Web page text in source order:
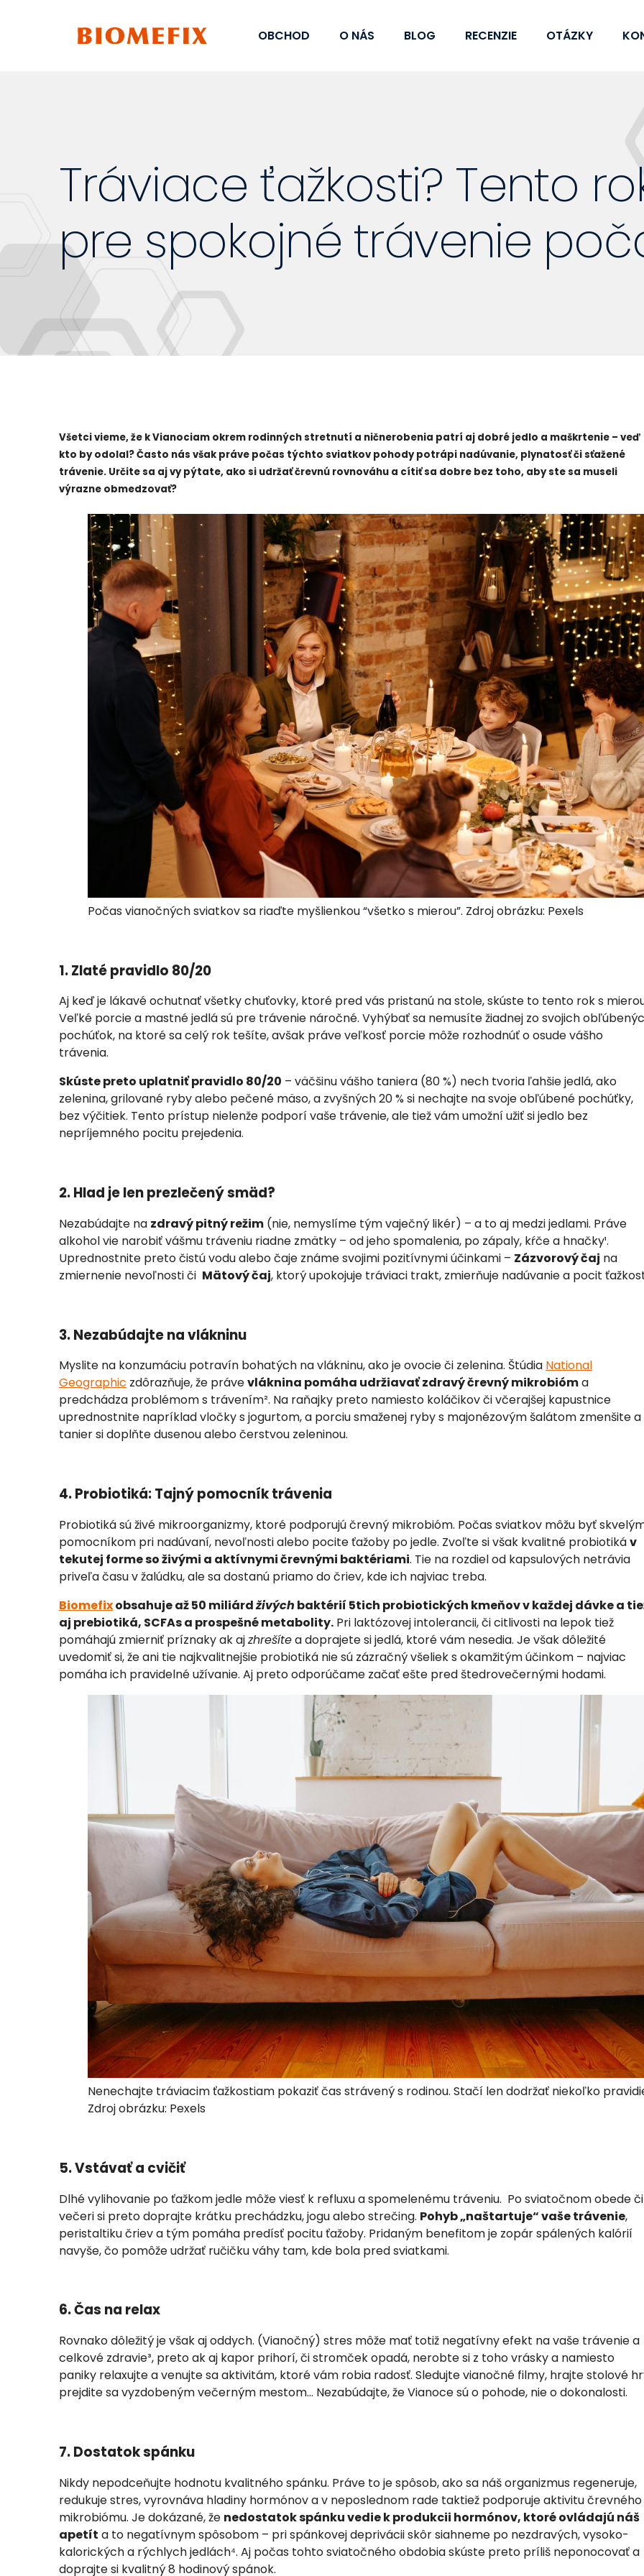
OBCHOD O NÁS BLOG RECENZIE OTÁZKY
Tráviace ťažkosti? Tento
pre spokojné trávenie
Všetci vieme, že k Vianociam okrem rodinných stretnutí a ničnerobenia patrí aj dobré jedlo a maškrtenie – veď
kto by odolal? Často nás však práve počas týchto sviatkov pohody potrápi nadúvanie, plynatosť či sťažené
trávenie. Určite sa aj vy pýtate, ako si udržať črevnú rovnováhu a cítiť sa dobre bez toho, aby ste sa museli
výrazne obmedzovať?
Počas vianočných sviatkov sa riaďte myšlienkou “všetko s mierou”. Zdroj obrázku: Pexels
1. Zlaté pravidlo 80/20
Aj keď je lákavé ochutnať všetky chuťovky, ktoré pred vás pristanú na stole, skúste to tento rok s
Veľké porcie a mastné jedlá sú pre trávenie náročné. Vyhýbať sa nemusíte žiadnej zo svojich
pochúťok, na ktoré sa celý rok tešíte, avšak práve veľkosť porcie môže rozhodnúť o osude vášho
trávenia.
Skúste preto uplatniť pravidlo 80/20 – väčšinu vášho taniera (80 %) nech tvoria ľahšie jedlá, ako
zelenina, grilované ryby alebo pečené mäso, a zvyšných 20 % si nechajte na svoje obľúbené pochúťky,
bez výčitiek. Tento prístup nielenže podporí vaše trávenie, ale tiež vám umožní užiť si jedlo bez
nepríjemného pocitu prejedenia.
2. Hlad je len prezlečený smäd?
Nezabúdajte na zdravý pitný režim (nie, nemyslíme tým vaječný likér) – a to aj medzi jedlami. Práve
alkohol vie narobiť vášmu tráveniu riadne zmätky – od jeho spomalenia, po zápaly, kŕče a hnačky¹.
Uprednostnite preto čistú vodu alebo čaje známe svojimi pozitívnymi účinkami – Zázvorový čaj na
zmiernenie nevoľnosti či Mätový čaj, ktorý upokojuje tráviaci trakt, zmierňuje nadúvanie a pocit
3. Nezabúdajte na vlákninu
Myslite na konzumáciu potravín bohatých na vlákninu, ako je ovocie či zelenina. Štúdia National
Geographic zdôrazňuje, že právevláknina pomáha udržiavať zdravý črevný mikrobióma
predchádza problémom s trávením². Na raňajky preto namiesto koláčikov či včerajšej kapustnice
uprednostnite napríklad vločky s jogurtom, a porciu smaženej ryby s majonézovým šalátom zmenšite a
tanier si doplňte dusenou alebo čerstvou zeleninou.
4. Probiotiká: Tajný pomocník trávenia
Probiotiká sú živé mikroorganizmy, ktoré podporujú črevný mikrobióm. Počas sviatkov môžu byť
pomocníkom pri nadúvaní, nevoľnosti alebo pocite ťažoby po jedle. Zvoľte si však kvalitné probiotikáv
tekutej forme so živými a aktívnymi črevnými baktériami. Tie na rozdiel od kapsulových netrávia
priveľa času v žalúdku, ale sa dostanú priamo do čriev, kde ich najviac treba.
Biomefixobsahuje až 50 miliárdživých baktérií 5tich probiotických kmeňov v každej dávke a
aj prebiotiká, SCFAs a prospešné metabolity. Pri laktózovej intolerancii, či citlivosti na lepok tiež
pomáhajú zmierniť príznaky ak ajzhrešítea doprajete si jedlá, ktoré vám nesedia. Je však dôležité
uvedomiť si, že ani tie najkvalitnejšie probiotiká nie sú zázračný všeliek s okamžitým účinkom – najviac
pomáha ich pravidelné užívanie. Aj preto odporúčame začať ešte pred štedrovečernými hodami.
Nenechajte tráviacim ťažkostiam pokaziť čas strávený s rodinou. Stačí len dodržať niekoľko
Zdroj obrázku: Pexels
5. Vstávať a cvičiť
Dlhé vylihovanie po ťažkom jedle môže viesť k refluxu a spomelenému tráveniu. Po sviatočnom obede či
večeri si preto doprajte krátku prechádzku, jogu alebo strečing. Pohyb „naštartuje“ vaše trávenie,
peristaltiku čriev a tým pomáha predísť pocitu ťažoby. Pridaným benefitom je zopár spálených kalórií
navyše, čo pomôže udržať ručičku váhy tam, kde bola pred sviatkami.
6. Čas na relax
Rovnako dôležitý je však aj oddych. (Vianočný) stres môže mať totiž negatívny efekt na vaše trávenie a
celkové zdravie³, preto ak aj kapor prihorí, či stromček opadá, nerobte si z toho vrásky a namiesto
paniky relaxujte a venujte sa aktivitám, ktoré vám robia radosť. Sledujte vianočné filmy, hrajte stolové
prejdite sa vyzdobeným večerným mestom… Nezabúdajte, že Vianoce sú o pohode, nie o dokonalosti.
7. Dostatok spánku
Nikdy nepodceňujte hodnotu kvalitného spánku. Práve to je spôsob, ako sa náš organizmus regeneruje,
redukuje stres, vyrovnáva hladiny hormónov a v neposlednom rade taktiež podporuje aktivitu črevného
mikrobiómu. Je dokázané, že nedostatok spánku vedie k produkcii hormónov, ktoré ovládajú náš
apetít a to negatívnym spôsobom – pri spánkovej deprivácii skôr siahneme po nezdravých, vysoko-
kalorických a rýchlych jedlách⁴. Aj počas tohto sviatočného obdobia skúste preto príliš neponocovať a
doprajte si kvalitný 8 hodinový spánok.